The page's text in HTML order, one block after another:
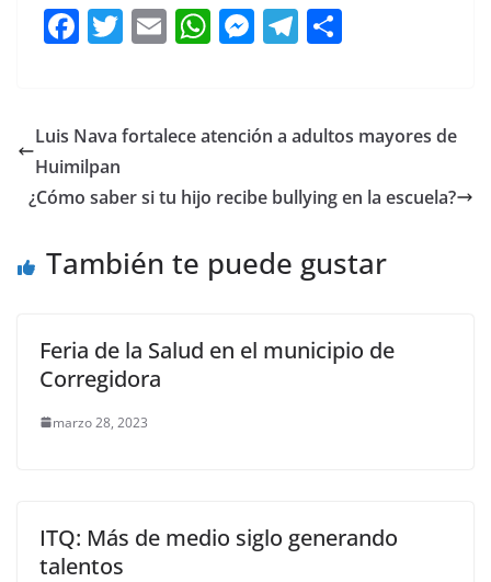
F
e
b
o
k
T
er
E
l
W
s
p
M
e
g
T
gr
m
p
tir
Luis Nava fortalece atención a adultos mayores de
Huimilpan
¿Cómo saber si tu hijo recibe bullying en la escuela?
También te puede gustar
Feria de la Salud en el municipio de
Corregidora
marzo 28, 2023
ITQ: Más de medio siglo generando
talentos